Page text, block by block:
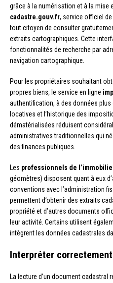
grâce à la numérisation et à la mise
cadastre.gouv.fr, service officiel
tout citoyen de consulter
extraits cartographiques. Cette
fonctionnalités de recherche par
navigation cartographique.
Pour les propriétaires souhaitant
propres biens, le service en ligne
authentification, à des données
locatives et l’historique des
dématérialisées réduisent
administratives traditionnelles qui
des finances publiques.
Les professionnels de
géomètres) disposent quant à eux
conventions avec l’administration
permettent d’obtenir des extraits
propriété et d’autres documents
leur activité. Certains utilisent
intègrent les données cadastrales
Interpréter
La lecture d’un document